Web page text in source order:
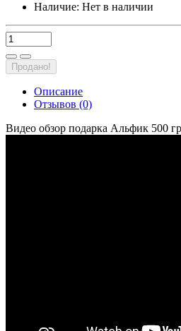
Наличие: Нет в наличии
Продано!
Описание
Отзывов (0)
Видео обзор подарка Альфик 500